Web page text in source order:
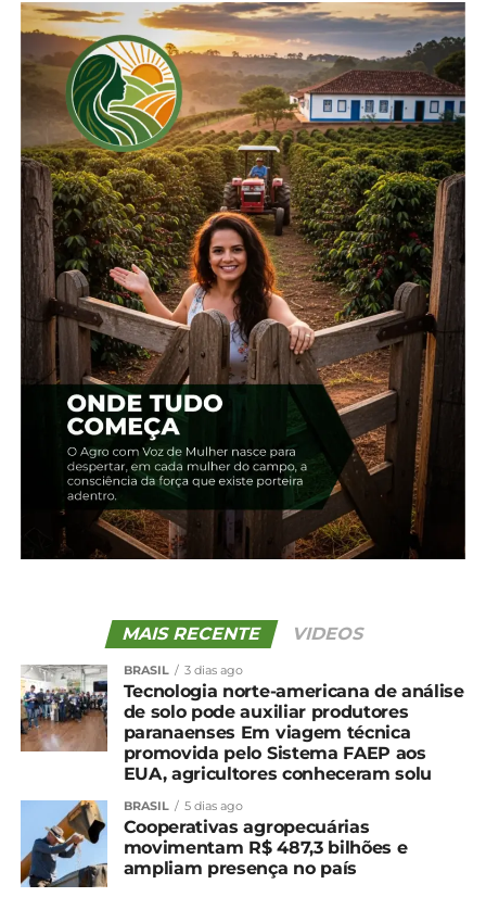
Compartilhe isso:
Facebook
MAIS RECENTE VIDEOS
BRASIL 3 dias ago
Tecnologia norte-americana de análise
de solo pode auxiliar produtores
paranaenses Em viagem técnica
promovida pelo Sistema FAEP aos
EUA, agricultores conheceram solu
BRASIL 5 dias ago
Cooperativas agropecuárias
movimentam R$ 487,3 bilhões e
ampliam presença no país